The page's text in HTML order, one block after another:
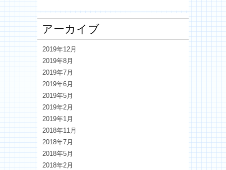
アーカイブ
2019年12月
2019年8月
2019年7月
2019年6月
2019年5月
2019年2月
2019年1月
2018年11月
2018年7月
2018年5月
2018年2月